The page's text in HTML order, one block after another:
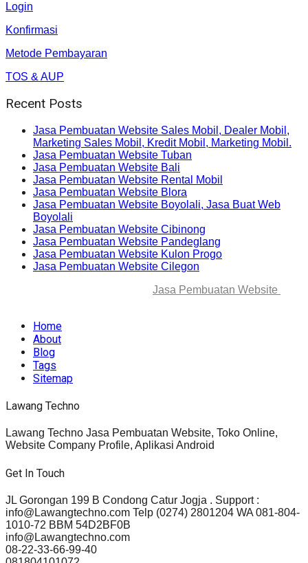
Login
Konfirmasi
Metode Pembayaran
TOS & AUP
Recent Posts
Jasa Pembuatan Website Sales Mobil, Dealer Mobil,
Marketing Sales Mobil, Kredit Mobil, Marketing Mobil.
Jasa Pembuatan Website Tuban
Jasa Pembuatan Website Bali
Jasa Pembuatan Website Rental Mobil
Jasa Pembuatan Website Blora
Jasa Pembuatan Website Boyolali, Jasa Buat Web
Boyolali
Jasa Pembuatan Website Cibinong
Jasa Pembuatan Website Pandeglang
Jasa Pembuatan Website Kulon Progo
Jasa Pembuatan Website Cilegon
Jasa Pembuatan Website
Home
About
Blog
Tags
Sitemap
Lawang Techno
Lawang Techno Jasa Pembuatan Website, Toko Online,
Website Company Profile, Aplikasi Android
Get In Touch
JL Gorongan 199 B Condong Catur Jogja . Support :
info@Lawangtechno.com Telp (0274) 2801204 WA 081-804-
1010-72 BBM 54D2BF0B
info@Lawangtechno.com
08-22-33-66-99-40